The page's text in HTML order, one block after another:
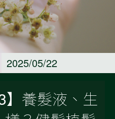
2025/05/22
】養髮液、生